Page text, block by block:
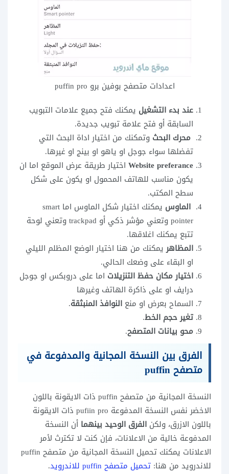
اعدادات متصفح بوفين برو puffin pro
عند بدء التشغيل يمكنك فتح جميع علامات التبويب
السابقة أو فتح علامة تبويب جديدة.
محرك البحث وتمكنك من اختيار اداة البحث التي
تفضلها سواء جوجل او ياهو او بينج او غيرها.
Website preferance اختيار طريقة عرض الموقع اما ان
يكون مناسب للهاتف المحمول او يكون على شكل
سطح المكتب.
الماوس
يمكنك اختيار شكل الماوس اما smart
pointer وتعني مؤشر ذكي أو trackpad وتعني لوحة
تتبع يمكنك اغلاقها.
المظاهريمكنك من هنا اختيار الوضع المظلم الليلي
او البقاء على وضعك الحالي.
اختيار مكان حفظ التنزيلات اما على دروبكس او جوجل
درايف او على ذاكرة الهاتف وغيرها
السماح بعرض او منع النوافذ المنبثقة.
تغير حجم الخط.
محو بيانات المتصفح.
الفرق بين النسخة المجانية والمدفوعة في
متصفح puffin
النسخة المجانية من متصفح puffin ذات الايقونة باللون
الاخضر نفس النسخة المدفوعة pufiin pro ذات الايقونة
باللون الازرق، ولكن الفرق الوحيد بينهما أن النسخة
المدفوعة خالية من الاعلانات، فإن كنت لا تكترث لأمر
الاعلانات يمكنك تحميل النسخة المجانية من متصفح puffin
للاندرويد من هنا: تحميل متصفح puffin للاندرويد .